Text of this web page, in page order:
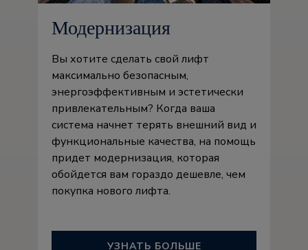
Модернизация
Вы хотите сделать свой лифт
максимально безопасным,
энергоэффективным и эстетически
привлекательным? Когда ваша
система начнет терять внешний вид и
функциональные качества, на помощь
придет модернизация, которая
обойдется вам гораздо дешевле, чем
покупка нового лифта.
УЗНАТЬ БОЛЬШЕ